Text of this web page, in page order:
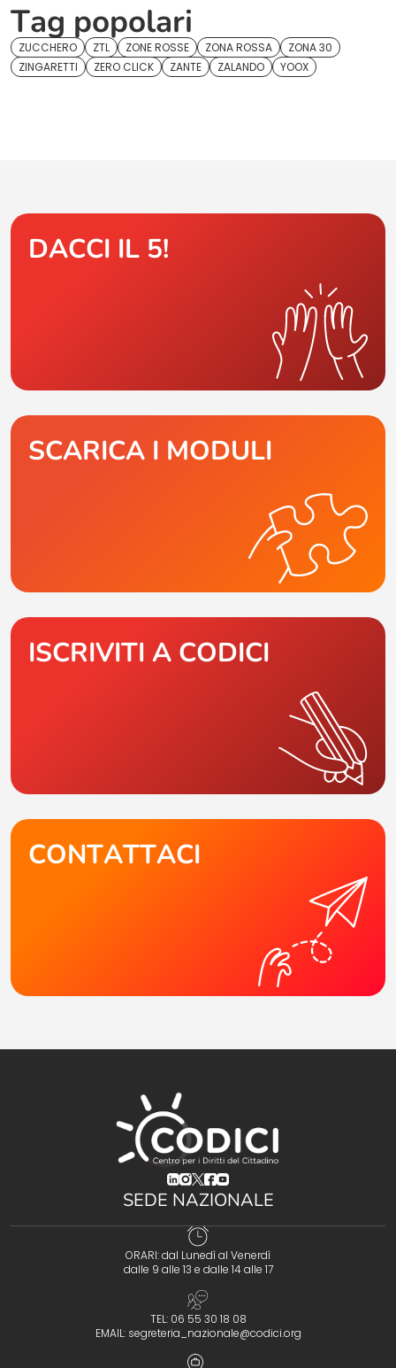
Tag popolari
ZUCCHERO ZTL ZONE ROSSE ZONA ROSSA
ZONA 30
ZINGARETTI
ZERO CLICK ZANTE ZALANDO YOOX
DACCI IL 5!
SCARICA I MODULI
ISCRIVITI A CODICI
CONTATTACI
(opens in a new tab)
(opens in a new tab)
(opens in a new tab)
(opens in a new tab)
(opens in a new tab)
SEDE NAZIONALE
ORARI: dal Lunedì al Venerdì
dalle 9 alle 13 e dalle 14 alle 17
TEL: 06 55 30 18 08
EMAIL: segreteria_nazionale@codici.org